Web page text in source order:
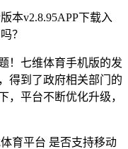
本v2.8.95APP下载入
？
！七维体育手机版的发
得到了政府相关部门的
，平台不断优化升级，
育平台 是否支持移动